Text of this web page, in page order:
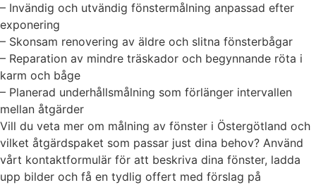
– Invändig och utvändig fönstermålning anpassad efter
exponering
– Skonsam renovering av äldre och slitna fönsterbågar
– Reparation av mindre träskador och begynnande röta i
karm och båge
– Planerad underhållsmålning som förlänger intervallen
mellan åtgärder
Vill du veta mer om målning av fönster i Östergötland och
vilket åtgärdspaket som passar just dina behov? Använd
vårt kontaktformulär för att beskriva dina fönster, ladda
upp bilder och få en tydlig offert med förslag på